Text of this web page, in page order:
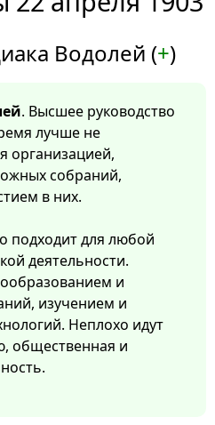
Водолей (+)
. Высшее руководство
лучше не
организацией,
собраний,
в них.
подходит для любой
деятельности.
и
изучением и
Неплохо идут
общественная и